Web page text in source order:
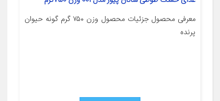
معرفی محصول جزئیات محصول وزن ۷۵۰ گرم گونه حیوان
پرنده